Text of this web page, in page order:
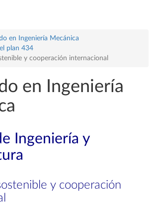
en Ingeniería Mecánica
plan 434
y cooperación internacional
en Ingeniería
Ingeniería y
y cooperación